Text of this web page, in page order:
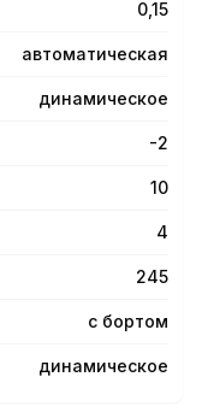
0,15
автоматическая
динамическое
-2
10
4
245
с бортом
динамическое